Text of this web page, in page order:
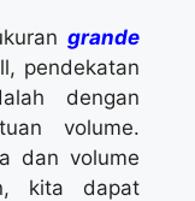
grande
pendekatan
dengan
volume.
dan volume
kita dapat